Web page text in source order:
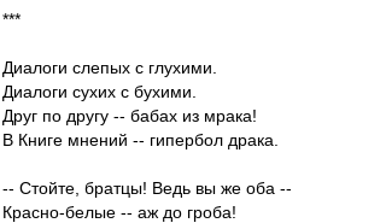
***
Диалоги слепых с глухими.
Диалоги сухих с бухими.
Друг по другу -- бабах из мрака!
В Книге мнений -- гипербол драка.
-- Стойте, братцы! Ведь вы же оба --
Красно-белые -- аж до гроба!